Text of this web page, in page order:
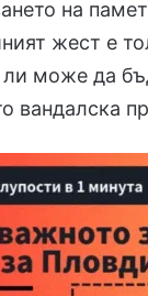
на
жест е
ли може да
вандалска